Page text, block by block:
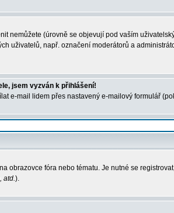
nemůžete (úrovně se objevují pod vaším
uživatelů, např. označení moderátorů a
jsem vyzván k přihlášení!
e-mail lidem přes nastavený e-mailový formulář
obrazovce fóra nebo tématu. Je nutné se
atd.).